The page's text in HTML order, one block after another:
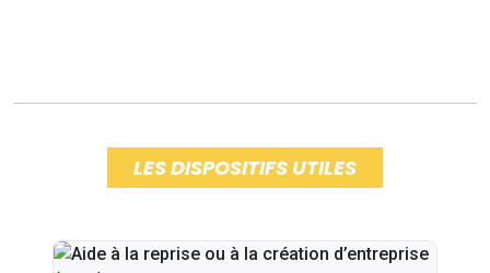
LES DISPOSITIFS UTILES